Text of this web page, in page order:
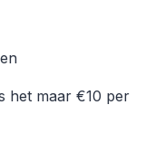
het maar €10 per